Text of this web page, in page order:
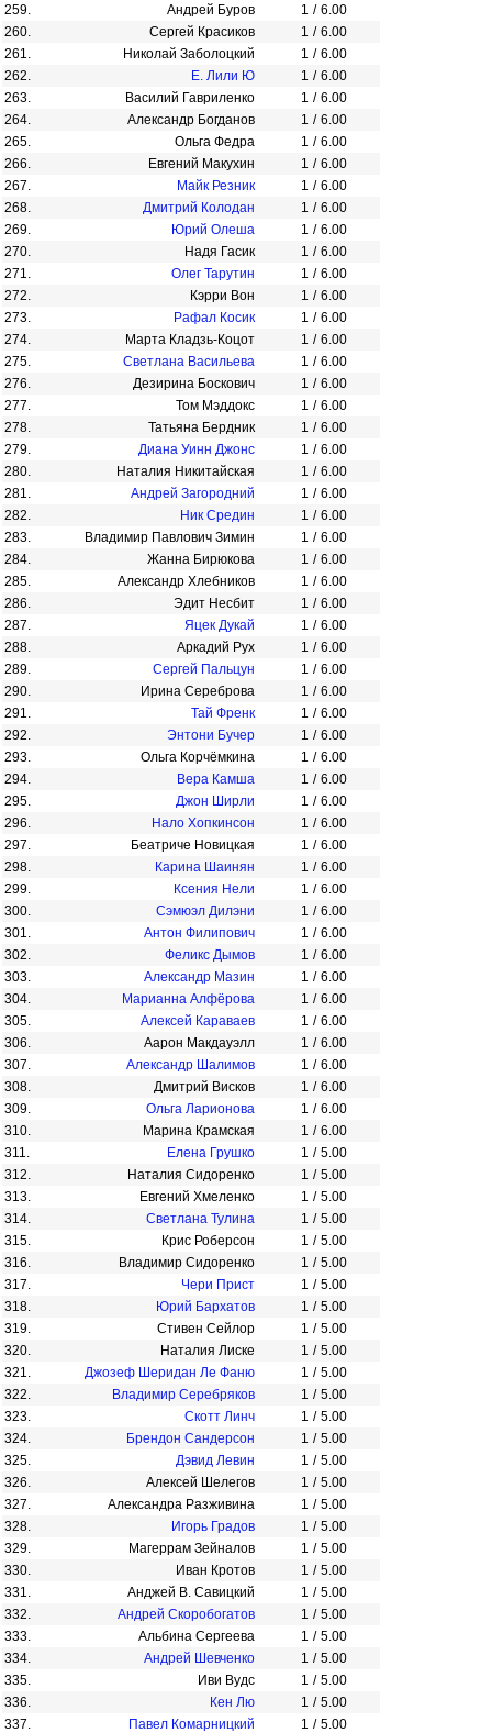
259. Андрей Буров 1 / 6.00
260.
Сергей Красиков 1 / 6.00
261.
Николай Заболоцкий 1 / 6.00
262.
Е. Лили Ю 1 / 6.00
263.
Василий Гавриленко 1 / 6.00
264.
Александр Богданов 1 / 6.00
265.
Ольга Федра 1 / 6.00
266.
Евгений Макухин 1 / 6.00
267.
Майк Резник 1 / 6.00
268.
Дмитрий Колодан 1 / 6.00
269.
Юрий Олеша 1 / 6.00
270.
Надя Гасик 1 / 6.00
271.
Олег Тарутин 1 / 6.00
272.
Кэрри Вон 1 / 6.00
273.
Рафал Косик 1 / 6.00
274.
Марта Кладзь-Коцот 1 / 6.00
275.
Светлана Васильева 1 / 6.00
276.
Дезирина Боскович 1 / 6.00
277.
Том Мэддокс 1 / 6.00
278.
Татьяна Бердник 1 / 6.00
279.
Диана Уинн Джонс 1 / 6.00
280.
Наталия Никитайская 1 / 6.00
281.
Андрей Загородний 1 / 6.00
282.
Ник Средин 1 / 6.00
283.
Владимир Павлович Зимин 1 / 6.00
284.
Жанна Бирюкова 1 / 6.00
285.
Александр Хлебников 1 / 6.00
286.
Эдит Несбит 1 / 6.00
287.
Яцек Дукай 1 / 6.00
288.
Аркадий Рух 1 / 6.00
289.
Сергей Пальцун 1 / 6.00
290.
Ирина Сереброва 1 / 6.00
291.
Тай Френк 1 / 6.00
292.
Энтони Бучер 1 / 6.00
293.
Ольга Корчёмкина 1 / 6.00
294.
Вера Камша 1 / 6.00
295.
Джон Ширли 1 / 6.00
296.
Нало Хопкинсон 1 / 6.00
297.
Беатриче Новицкая 1 / 6.00
298.
Карина Шаинян 1 / 6.00
299.
Ксения Нели 1 / 6.00
300.
Сэмюэл Дилэни 1 / 6.00
301.
Антон Филипович 1 / 6.00
302.
Феликс Дымов 1 / 6.00
303.
Александр Мазин 1 / 6.00
304.
Марианна Алфёрова 1 / 6.00
305.
Алексей Караваев 1 / 6.00
306.
Аарон Макдауэлл 1 / 6.00
307.
Александр Шалимов 1 / 6.00
308.
Дмитрий Висков 1 / 6.00
309.
Ольга Ларионова 1 / 6.00
310.
Марина Крамская 1 / 6.00
311.
Елена Грушко 1 / 5.00
312.
Наталия Сидоренко 1 / 5.00
313.
Евгений Хмеленко 1 / 5.00
314.
Светлана Тулина 1 / 5.00
315.
Крис Роберсон 1 / 5.00
316.
Владимир Сидоренко 1 / 5.00
317.
Чери Прист 1 / 5.00
318.
Юрий Бархатов 1 / 5.00
319.
Стивен Сейлор 1 / 5.00
320.
Наталия Лиске 1 / 5.00
321.
Джозеф Шеридан Ле Фаню 1 / 5.00
322.
Владимир Серебряков 1 / 5.00
323.
Скотт Линч 1 / 5.00
324.
Брендон Сандерсон 1 / 5.00
325.
Дэвид Левин 1 / 5.00
326.
Алексей Шелегов 1 / 5.00
327.
Александра Разживина 1 / 5.00
328.
Игорь Градов 1 / 5.00
329.
Магеррам Зейналов 1 / 5.00
330.
Иван Кротов 1 / 5.00
331.
Анджей В. Савицкий 1 / 5.00
332.
Андрей Скоробогатов 1 / 5.00
333.
Альбина Сергеева 1 / 5.00
334.
Андрей Шевченко 1 / 5.00
335.
Иви Вудс 1 / 5.00
336.
Кен Лю 1 / 5.00
337.
Павел Комарницкий 1 / 5.00